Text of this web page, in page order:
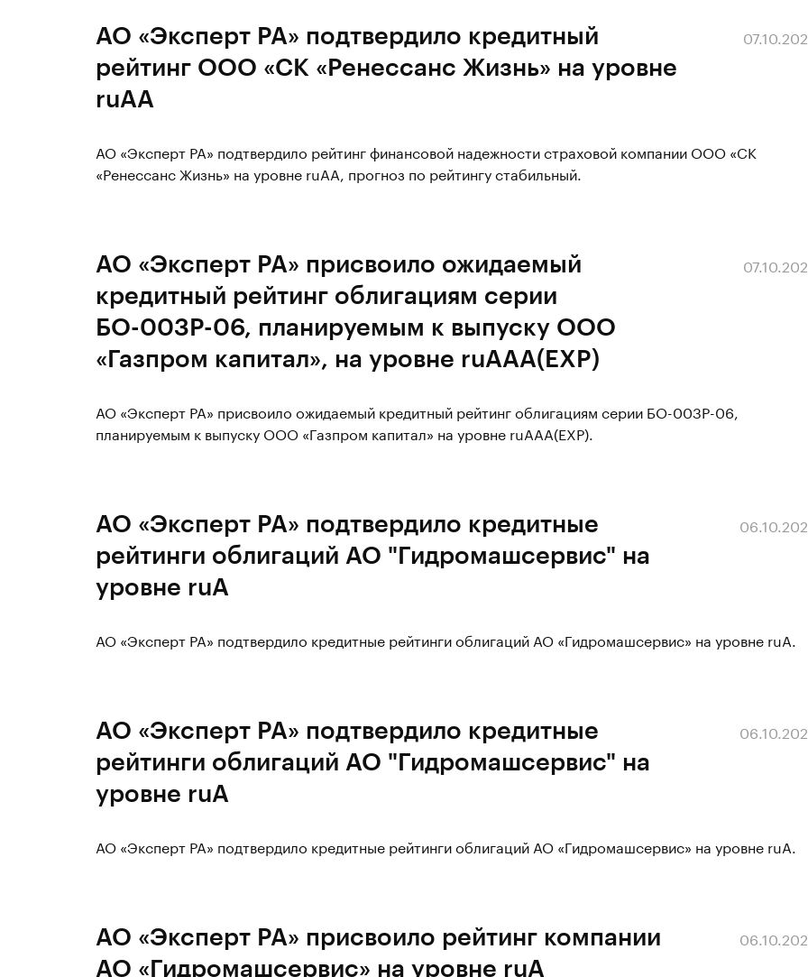
АО «Эксперт РА» подтвердило кредитный
рейтинг ООО «СК «Ренессанс Жизнь» на уровне
ruAA
АО «Эксперт РА» подтвердило рейтинг финансовой надежности страховой компании ООО «СК
«Ренессанс Жизнь» на уровне ruAA, прогноз по рейтингу стабильный.
АО «Эксперт РА» присвоило ожидаемый
кредитный рейтинг облигациям серии
БО-003Р-06, планируемым к выпуску ООО
«Газпром капитал», на уровне ruAAA(EXP)
АО «Эксперт РА» присвоило ожидаемый кредитный рейтинг облигациям серии БО-003Р-06,
планируемым к выпуску ООО «Газпром капитал» на уровне ruAAA(EXP).
АО «Эксперт РА» подтвердило кредитные
рейтинги облигаций АО "Гидромашсервис" на
уровне ruA
АО «Эксперт РА» подтвердило кредитные рейтинги облигаций АО «Гидромашсервис» на уровне ruA.
АО «Эксперт РА» подтвердило кредитные
рейтинги облигаций АО "Гидромашсервис" на
уровне ruA
АО «Эксперт РА» подтвердило кредитные рейтинги облигаций АО «Гидромашсервис» на уровне ruA.
АО «Эксперт РА» присвоило рейтинг компании
АО «Гидромашсервис» на уровне ruA